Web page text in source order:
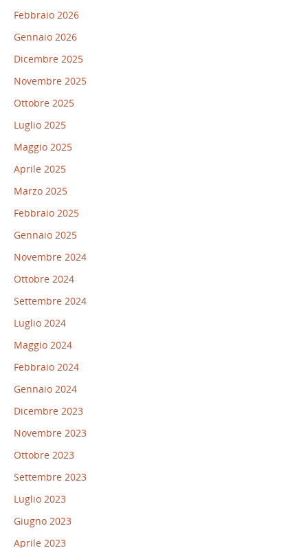
Febbraio 2026
Gennaio 2026
Dicembre 2025
Novembre 2025
Ottobre 2025
Luglio 2025
Maggio 2025
Aprile 2025
Marzo 2025
Febbraio 2025
Gennaio 2025
Novembre 2024
Ottobre 2024
Settembre 2024
Luglio 2024
Maggio 2024
Febbraio 2024
Gennaio 2024
Dicembre 2023
Novembre 2023
Ottobre 2023
Settembre 2023
Luglio 2023
Giugno 2023
Aprile 2023